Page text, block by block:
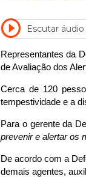
Escutar
Representantes da
de Avaliação dos
Cerca de 120
tempestividade e a
Para o gerente da
prevenir e alertar os
De acordo com a
demais agentes,